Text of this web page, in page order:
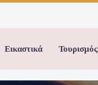
Εικαστικά Τουρισμός